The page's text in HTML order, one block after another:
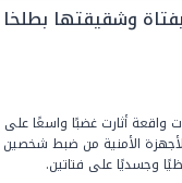
وشقيقتها بطلخا
واقعة أثارت غضبًا واسعًا على
الأمنية من ضبط شخصين
وجسديًا على فتاتين.